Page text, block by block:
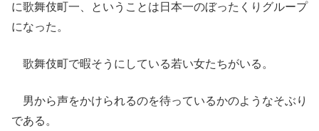
に歌舞伎町一、ということは日本一のぼったくりグループ
になった。
歌舞伎町で暇そうにしている若い女たちがいる。
男から声をかけられるのを待っているかのようなそぶり
である。